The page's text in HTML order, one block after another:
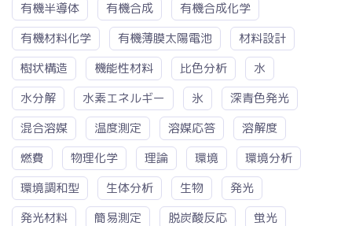
有機半導体
有機合成
有機合成化学
有機材料化学
有機薄膜太陽電池
材料設計
樹状構造
機能性材料 比色分析
水
水分解
水素エネルギー 氷
深青色発光
混合溶媒
温度測定 溶媒応答
溶解度
燃費
物理化学 理論 環境
環境分析
環境調和型
生体分析 生物
発光
発光材料
簡易測定 脱炭酸反応
蛍光